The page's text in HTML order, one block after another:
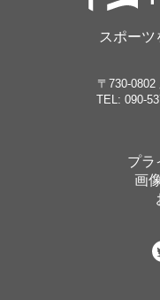
スポーツ
〒730-
TEL: 090-
プラ
画